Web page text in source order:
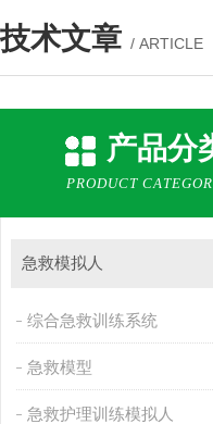
技术文章 / ARTICLE
产品分
PRODUCT
急救模拟人
综合急救训练系统
急救模型
急救护理训练模拟人